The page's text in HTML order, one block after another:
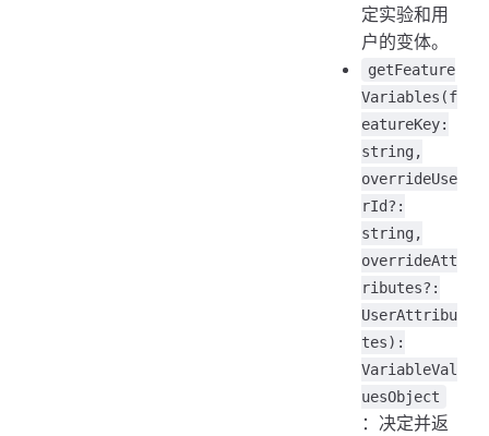
定实验和用
户的变体。
getFeature
Variables(f
eatureKey:
string,
overrideUse
rId?:
string,
overrideAtt
ributes?:
UserAttribu
tes):
VariableVal
uesObject
：决定并返